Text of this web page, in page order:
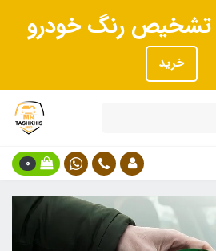
تشخیص رنگ خودرو
خرید
0